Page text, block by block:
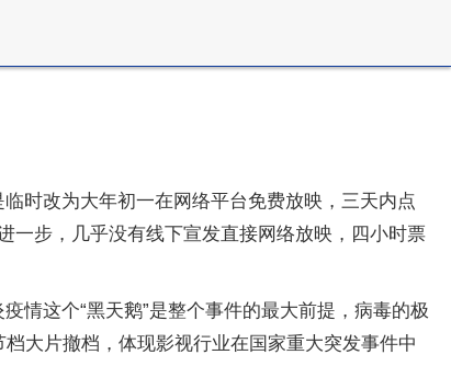
时改为大年初一在网络平台免费放映，三天内点
一步，几乎没有线下宣发直接网络放映，四小时票
情这个“黑天鹅”是整个事件的最大前提，病毒的极
大片撤档，体现影视行业在国家重大突发事件中